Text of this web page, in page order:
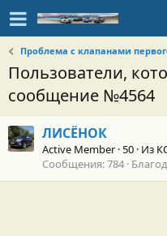
Пользователи,
сообщение №4564
ЛИСЁНОК
Active Member ·50 · Из
Сообщения 784